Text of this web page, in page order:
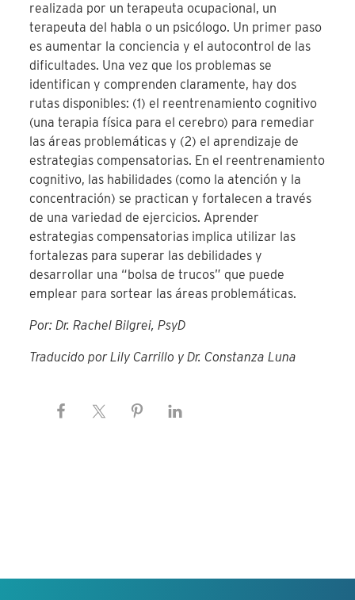
realizada por un terapeuta ocupacional, un
terapeuta del habla o un psicólogo. Un primer paso
es aumentar la conciencia y el autocontrol de las
dificultades. Una vez que los problemas se
identifican y comprenden claramente, hay dos
rutas disponibles: (1) el reentrenamiento cognitivo
(una terapia física para el cerebro) para remediar
las áreas problemáticas y (2) el aprendizaje de
estrategias compensatorias. En el reentrenamiento
cognitivo, las habilidades (como la atención y la
concentración) se practican y fortalecen a través
de una variedad de ejercicios. Aprender
estrategias compensatorias implica utilizar las
fortalezas para superar las debilidades y
desarrollar una “bolsa de trucos” que puede
emplear para sortear las áreas problemáticas.
Por: Dr. Rachel Bilgrei, PsyD
Traducido por Lily Carrillo y Dr. Constanza Luna